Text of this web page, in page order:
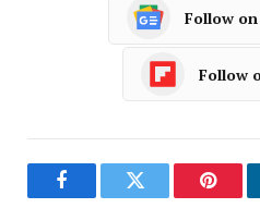
Follow
Follow
FacebookTwitter